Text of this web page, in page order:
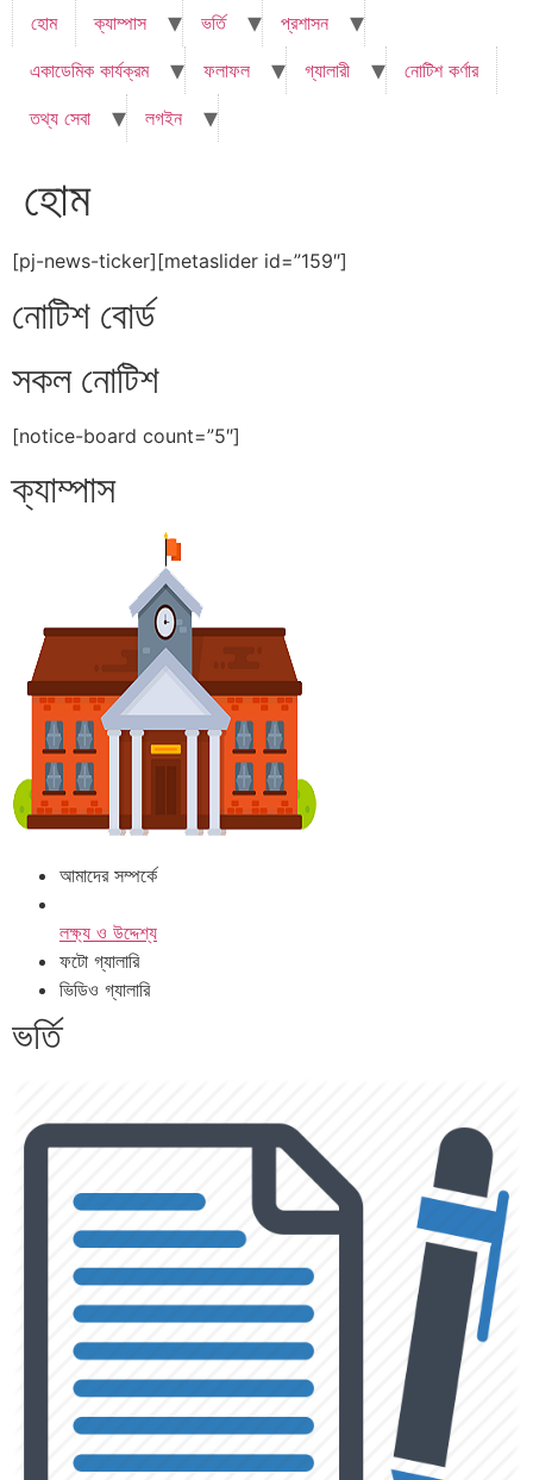
হোম ক্যাম্পাস ভর্তি
প্রশাসন
একাডেমিক কার্যক্রম
ফলাফল গ্যালারী
নোটিশ কর্ণার
তথ্য সেবা
লগইন
হোম
[pj-news-ticker][metaslider id=”159″]
নোটিশ বোর্ড
সকল নোটিশ
[notice-board count=”5″]
ক্যাম্পাস
আমাদের সম্পর্কে
লক্ষ্য ও উদ্দেশ্য
ফটো গ্যালারি
ভিডিও গ্যালারি
ভর্তি